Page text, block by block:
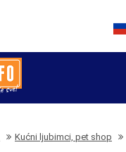
Kućni ljubimci, pet shop